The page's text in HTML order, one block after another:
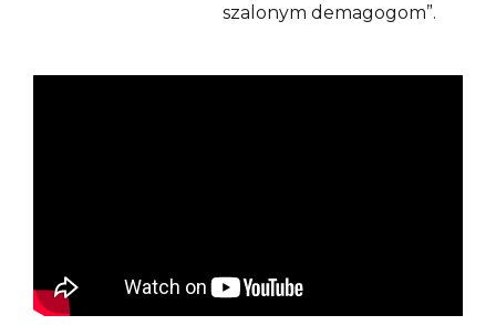
szalonym demagogom”.